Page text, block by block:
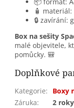
🧴
🔒 zavírání:
Box na sešity
malé objevitele,
pomůcky. 🎒
Doplňkové
Kategorie:
Boxy
Záruka:
2 roky